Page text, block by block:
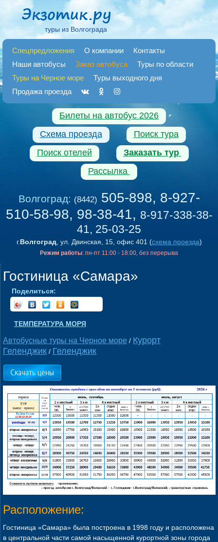
туры из Волгограда
Спецпредложения О компании
Контакты
Наши автобусы
Заказ автобуса
Туры по области
Туры на Черное море
Туры выходного дня
Продажа проезда
Билеты на автобус 2026
Схема проезда
Поиск тура
Поиск отелей
Заказать тур
Рассылка
Волгоград: (8442) 505-898, 8-927-
510-58-98, 98-38-41, 8-917-338-38-
41, 25-03-25
г.Волгоград, ул. Двинская, 15, офис 401 (схема проезда)
Режим работы: пн-пт 11:00 - 18:00, без перерыва
Гостиница «Самара»
Поделиться:
ТЕМПЕРАТУРА МОРЯ
Автобусные туры на Черное море / Курорт
Геленджик / Геленджик
Расположение:
Гостиница «Самара» была построена в 1998 году и расположена
в центральной части самой насыщенной курортной зоны города